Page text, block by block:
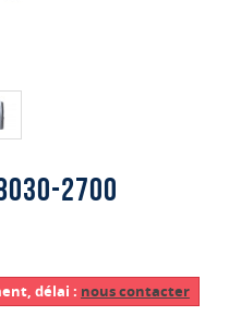
2700
délai : nous contacter